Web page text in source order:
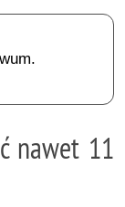
nawet 11